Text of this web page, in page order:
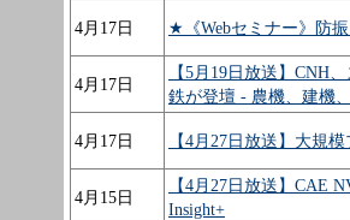
4月17日 ★《Webセミナー》防
4月17日
【5月19日放送】CNH
鉄が登壇 - 農機、建機
4月17日 【4月27日放送】大規
4月15日
【4月27日放送】CAE
Insight+